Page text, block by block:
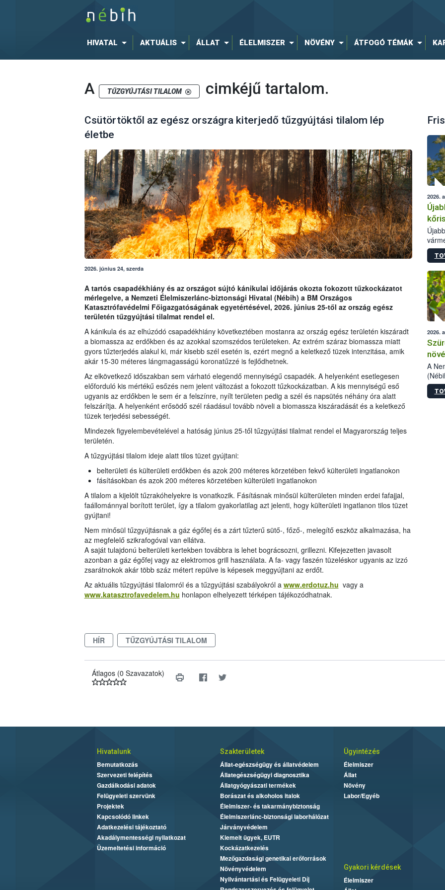
HIVATAL AKTUÁLIS ÁLLAT ÉLELMISZER NÖVÉNY ÁTFOGÓ TÉMÁK
A TŰZGYÚJTÁSI TILALOM cimkéjű tartalom.
Csütörtöktől az egész országra kiterjedő tűzgyújtási tilalom lép
életbe
2026. június 24, szerda
A tartós csapadékhiány és az országot sújtó kánikulai időjárás okozta fokozott tűzkockázatot
mérlegelve, a Nemzeti Élelmiszerlánc-biztonsági Hivatal (Nébih) a BM Országos
Katasztrófavédelmi Főigazgatóságának egyetértésével, 2026. június 25-től az ország egész
területén tűzgyújtási tilalmat rendel el.
A kánikula és az elhúzódó csapadékhiány következtében mostanra az ország egész területén kiszáradt
a biomassza az erdőkben és az azokkal szomszédos területeken. Az extrém száraz biomassza miatt
gyors tűzterjedés alakul ki, már kisebb szél esetén is, ezért megnő a keletkező tüzek intenzitása, amik
akár 15-30 méteres lángmagasságú koronatűzzé is fejlődhetnek.
Az elkövetkező időszakban sem várható elegendő mennyiségű csapadék. A helyenként esetlegesen
előforduló kis mértékű esőzés nem jelent változást a fokozott tűzkockázatban. A kis mennyiségű eső
ugyanis az erdőkben le sem ér a felszínre, nyílt területen pedig a szél és napsütés néhány óra alatt
felszárítja. A helyenként erősödő szél ráadásul tovább növeli a biomassza kiszáradását és a keletkező
tüzek terjedési sebességét.
Mindezek figyelembevételével a hatóság június 25-től tűzgyújtási tilalmat rendel el Magyarország teljes
területén.
A tűzgyújtási tilalom ideje alatt tilos tüzet gyújtani:
belterületi és külterületi erdőkben és azok 200 méteres körzetében fekvő külterületi ingatlanokon
fásításokban és azok 200 méteres körzetében külterületi ingatlanokon
A tilalom a kijelölt tűzrakóhelyekre is vonatkozik. Fásításnak minősül külterületen minden erdei fafajjal,
faállománnyal borított terület, így a tilalom gyakorlatilag azt jelenti, hogy külterületi ingatlanon tilos tüzet
gyújtani!
Nem minősül tűzgyújtásnak a gáz égőfej és a zárt tűzterű sütő-, főző-, melegítő eszköz alkalmazása, ha
az megfelelő szikrafogóval van ellátva.
A saját tulajdonú belterületi kertekben továbbra is lehet bográcsozni, grillezni. Kifejezetten javasolt
azonban a gáz égőfej vagy az elektromos grill használata. A fa- vagy faszén tüzeléskor ugyanis az izzó
zsarátnokok akár több száz métert repülve is képesek meggyújtani az erdőt.
Az aktuális tűzgyújtási tilalomról és a tűzgyújtási szabályokról a www.erdotuz.hu vagy a
www.katasztrofavedelem.hu honlapon elhelyezett térképen tájékozódhatnak.
2026.
2026.
A
HÍR TŰZGYÚJTÁSI TILALOM
Átlagos (0 Szavazatok)
Hivatalunk
Bemutatkozás
Szervezeti felépítés
Gazdálkodási adatok
Felügyeleti szervünk
Projektek
Kapcsolódó linkek
Adatkezelési tájékoztató
Akadálymentességi nyilatkozat
Üzemeltetési információ
Szakterületek
Állat-egészségügy és állatvédelem
Állategészségügyi diagnosztika
Állatgyógyászati termékek
Borászat és alkoholos italok
Élelmiszer- és takarmánybiztonság
Élelmiszerlánc-biztonsági laborhálózat
Járványvédelem
Kiemelt ügyek, EUTR
Kockázatkezelés
Mezőgazdasági genetikai erőforrások
Növényvédelem
Nyilvántartási és Felügyeleti Díj
Ügyintézés
Élelmiszer
Állat
Növény
Labor/Egyéb
Gyakori kérdések
Élelmiszer